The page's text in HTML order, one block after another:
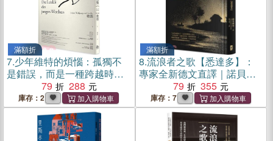
滿額折
7.少年維特的煩惱：孤獨不
是錯誤，而是一種跨越時代
的青春結構，生而為人的常
態【國際譯聯最高榮譽獎得
主最新修訂典藏版】
79 288
庫存：2
滿額折
8.流浪者之歌【悉達多】：
專家全新德文直譯｜諾貝爾
文學獎得主赫曼．赫塞必讀
經典｜在漂泊之間聆聽靈魂
回聲之書
79 355
庫存：7